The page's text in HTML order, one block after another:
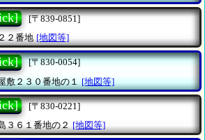
[〒839-0851]
２番地 [地図等]
[〒830-0054]
敷２３０番地の１ [地図等]
[〒830-0221]
３６１番地の２ [地図等]